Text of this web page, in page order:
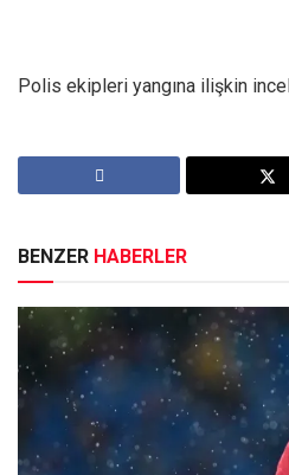
Polis ekipleri yangına ilişkin
BENZER HABERLER